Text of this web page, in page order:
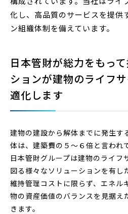
化し、高品質のサービスを提供
ン組織体制を備えています。
日本管財が総力をもっ
ションが建物のライフ
適化します
建物の建設から解体までに発生す
体は、建築費の５～６倍と言われ
日本管財グループは建物のライフ
図る様々なソリューションを有し
維持管理コストに限らず、エネル
物の資産価値のバランスを見据え
きます。